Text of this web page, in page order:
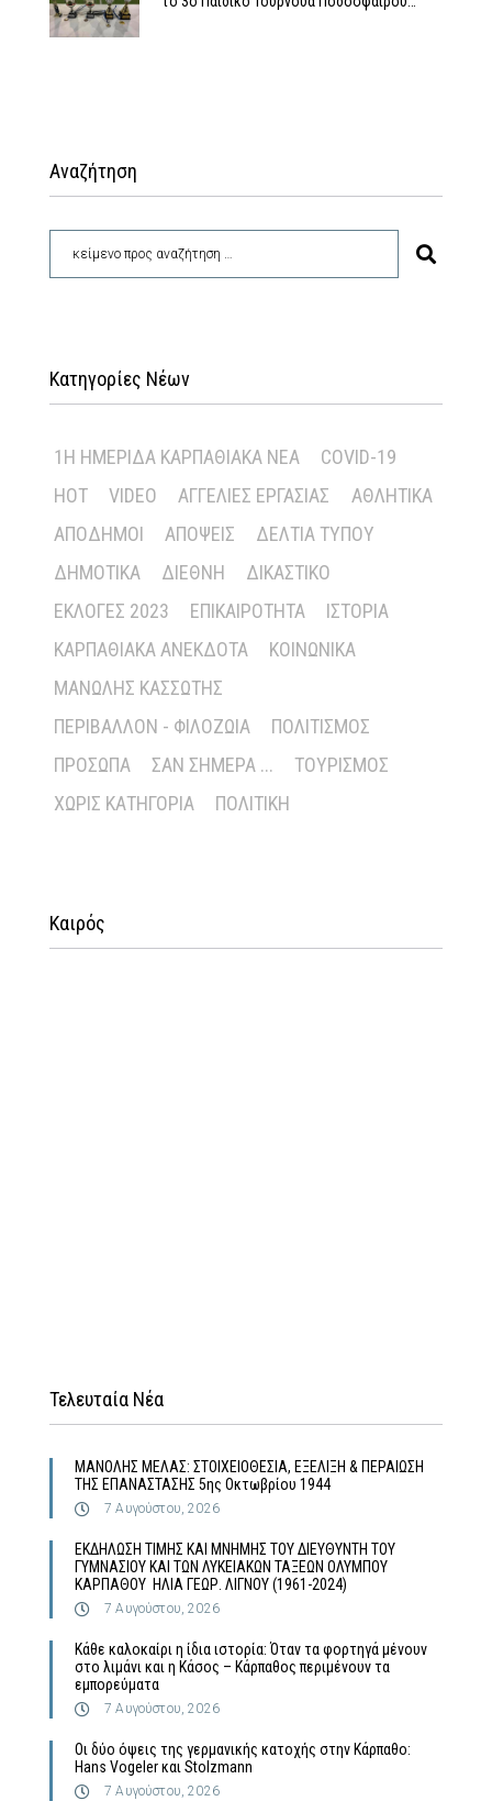
Αναζήτηση
Κατηγορίες Νέων
1Η ΗΜΕΡΊΔΑ ΚΑΡΠΑΘΙΑΚΆ ΝΈΑ
COVID-19
HOT
VIDEO ΑΓΓΕΛΊΕΣ ΕΡΓΑΣΊΑΣ
ΑΘΛΗΤΙΚΆ
ΑΠΌΔΗΜΟΙ
ΑΠΌΨΕΙΣ
ΔΕΛΤΊΑ ΤΎΠΟΥ
ΔΗΜΟΤΙΚΆ
ΔΙΕΘΝΉ
ΔΙΚΑΣΤΙΚΌ
ΕΚΛΟΓΈΣ 2023
ΕΠΙΚΑΙΡΌΤΗΤΑ
ΙΣΤΟΡΊΑ
ΚΑΡΠΑΘΙΑΚΆ ΑΝΈΚΔΟΤΑ
ΚΟΙΝΩΝΙΚΆ
ΜΑΝΏΛΗΣ ΚΑΣΣΏΤΗΣ
ΠΕΡΙΒΆΛΛΟΝ - ΦΙΛΟΖΩΊΑ
ΠΟΛΙΤΙΣΜΌΣ
ΠΡΌΣΩΠΑ
ΣΑΝ ΣΉΜΕΡΑ ...
ΤΟΥΡΙΣΜΌΣ
ΧΩΡΊΣ ΚΑΤΗΓΟΡΊΑ
ΠΟΛΙΤΙΚΉ
Καιρός
Τελευταία Νέα
MΑΝΟΛΗΣ ΜΕΛΑΣ: ΣΤΟΙΧΕΙΟΘΕΣΙΑ, ΕΞΕΛΙΞΗ & ΠΕΡΑΙΩΣΗ
ΤΗΣ ΕΠΑΝΑΣΤΑΣΗΣ 5ης Οκτωβρίου 1944
7 Αυγούστου, 2026
ΕΚΔΗΛΩΣΗ ΤΙΜΗΣ ΚΑΙ ΜΝΗΜΗΣ ΤΟΥ ΔΙΕΥΘΥΝΤΗ ΤΟΥ
ΓΥΜΝΑΣΙΟΥ ΚΑΙ ΤΩΝ ΛΥΚΕΙΑΚΩΝ ΤΑΞΕΩΝ ΟΛΥΜΠΟΥ
ΚΑΡΠΑΘΟΥ ΗΛΙΑ ΓΕΩΡ. ΛΙΓΝΟΥ (1961-2024)
7 Αυγούστου, 2026
Κάθε καλοκαίρι η ίδια ιστορία: Όταν τα φορτηγά μένουν
στο λιμάνι και η Κάσος – Κάρπαθος περιμένουν τα
εμπορεύματα
7 Αυγούστου, 2026
Οι δύο όψεις της γερμανικής κατοχής στην Κάρπαθο:
Hans Vogeler και Stolzmann
7 Αυγούστου, 2026